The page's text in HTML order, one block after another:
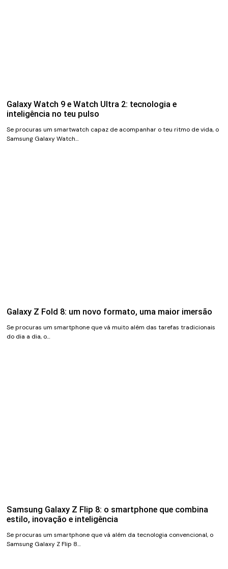
Galaxy Watch 9 e Watch Ultra 2: tecnologia e
inteligência no teu pulso
Se procuras um smartwatch capaz de acompanhar o teu ritmo de vida, o
Samsung Galaxy Watch…
Galaxy Z Fold 8: um novo formato, uma maior imersão
Se procuras um smartphone que vá muito além das tarefas tradicionais
do dia a dia, o…
Samsung Galaxy Z Flip 8: o smartphone que combina
estilo, inovação e inteligência
Se procuras um smartphone que vá além da tecnologia convencional, o
Samsung Galaxy Z Flip 8…